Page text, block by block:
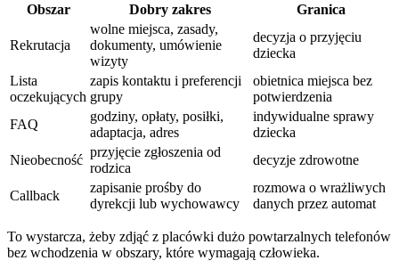
Obszar Dobry zakres Granica
Rekrutacja
wolne miejsca, zasady,
dokumenty, umówienie
wizyty
decyzja o przyjęciu
dziecka
Lista
oczekujących
zapis kontaktu i preferencji
grupy
obietnica miejsca bez
potwierdzenia
FAQ
godziny, opłaty, posiłki,
adaptacja, adres
indywidualne sprawy
dziecka
Nieobecność
przyjęcie zgłoszenia od
rodzica
decyzje zdrowotne
Callback
zapisanie prośby do
dyrekcji lub wychowawcy
rozmowa o wrażliwych
danych przez automat
To wystarcza, żeby zdjąć z placówki dużo powtarzalnych telefonów
bez wchodzenia w obszary, które wymagają człowieka.